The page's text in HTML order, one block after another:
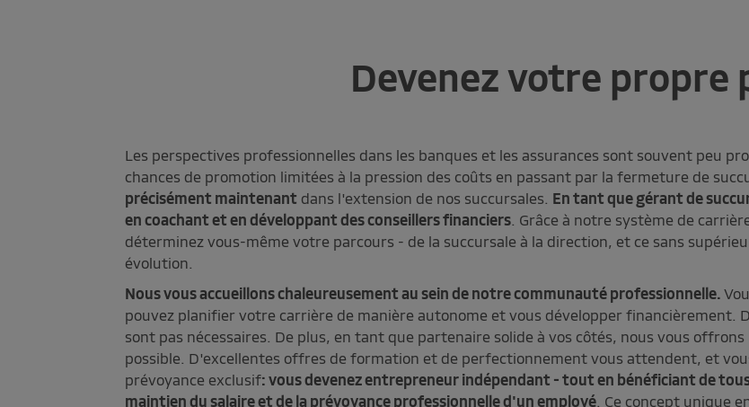
Devenez votre propre
Les perspectives professionnelles dans les banques et les assurances sont souvent peu
chances de promotion limitées à la pression des coûts en passant par la fermeture de
précisément maintenant dans l'extension de nos succursales. En tant que gérant de
en coachant et en développant des conseillers financiers. Grâce à notre système de
déterminez vous-même votre parcours - de la succursale à la direction, et ce sans
évolution.
Nous vous accueillons chaleureusement au sein de notre communauté professionnelle.
pouvez planifier votre carrière de manière autonome et vous développer financièrement.
sont pas nécessaires. De plus, en tant que partenaire solide à vos côtés, nous vous
possible. D'excellentes offres de formation et de perfectionnement vous attendent, et
prévoyance exclusif: vous devenez entrepreneur indépendant - tout en bénéficiant de
maintien du salaire et de la prévoyance professionnelle d'un employé. Ce concept unique